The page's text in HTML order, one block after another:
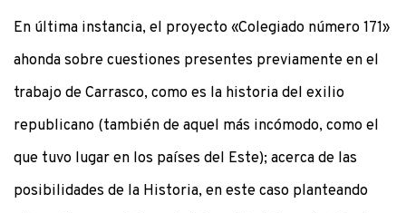
En última instancia, el proyecto «Colegiado número 171»
ahonda sobre cuestiones presentes previamente en el
trabajo de Carrasco, como es la historia del exilio
republicano (también de aquel más incómodo, como el
que tuvo lugar en los países del Este); acerca de las
posibilidades de la Historia, en este caso planteando